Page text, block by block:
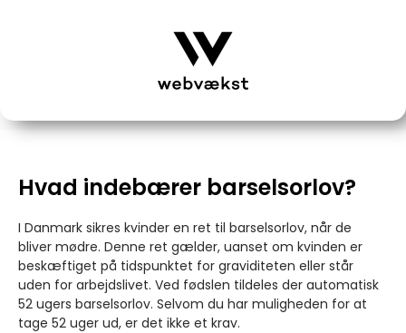
Hvad indebærer barselsorlov?
I Danmark sikres kvinder en ret til barselsorlov, når de
bliver mødre. Denne ret gælder, uanset om kvinden er
beskæftiget på tidspunktet for graviditeten eller står
uden for arbejdslivet. Ved fødslen tildeles der automatisk
52 ugers barselsorlov. Selvom du har muligheden for at
tage 52 uger ud, er det ikke et krav.